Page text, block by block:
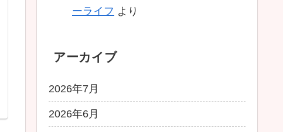
ーライフ より
アーカイブ
2026年7月
2026年6月